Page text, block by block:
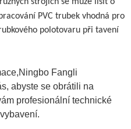
PVC trubek vhodná pro
polotovaru při tavení
Ningbo Fangli
abyste se obrátili na
profesionální technické